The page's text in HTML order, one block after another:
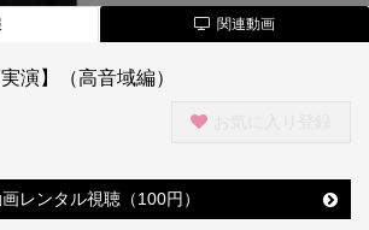
関連動画
演】（高音域編）
レンタル視聴（100円）